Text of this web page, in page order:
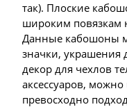
так). Плоские
широким повязкам
Данные кабошоны
значки, украшения
декор для чехлов
аксессуаров, можно
превосходно